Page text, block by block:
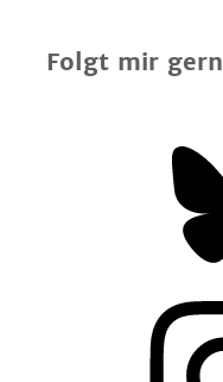
Folgt mir